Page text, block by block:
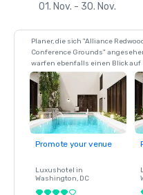
01. Nov. - 30. Nov.
Planer, die sich "Alliance
Conference Grounds"
warfen ebenfalls einen Blick auf
Promote your venue
Luxushotel in
Washington, DC